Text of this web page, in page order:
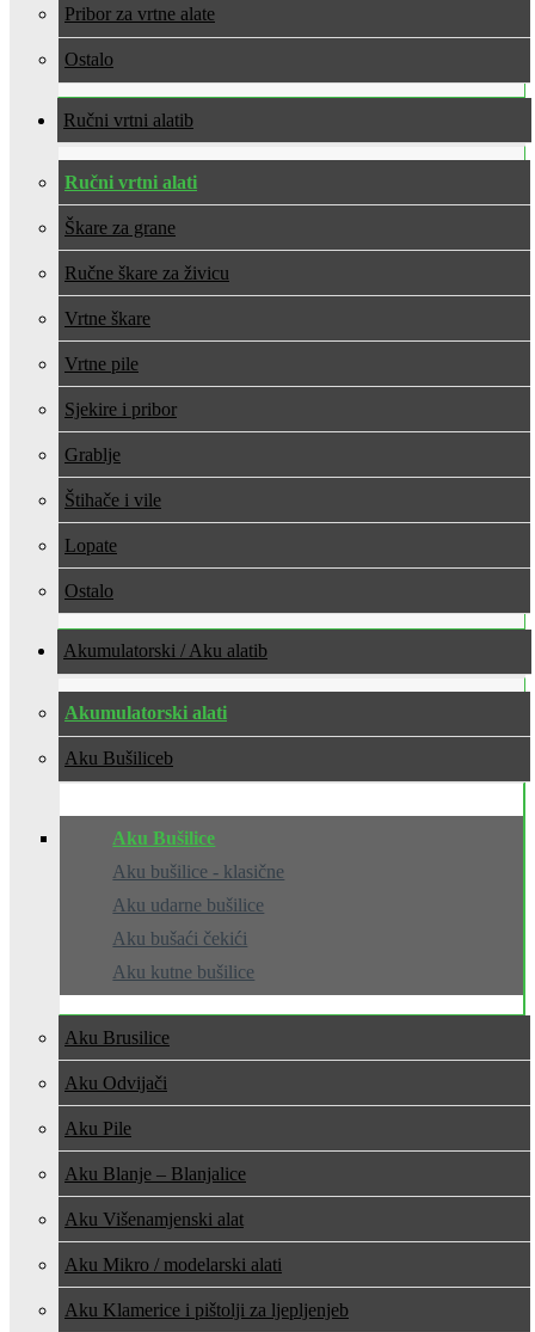
Pribor za vrtne alate
Ostalo
Ručni vrtni alati
Ručni vrtni alati
Škare za grane
Ručne škare za živicu
Vrtne škare
Vrtne pile
Sjekire i pribor
Grablje
Štihače i vile
Lopate
Ostalo
Akumulatorski / Aku alati
Akumulatorski alati
Aku Bušilice
Aku Bušilice
Aku bušilice - klasične
Aku udarne bušilice
Aku bušaći čekići
Aku kutne bušilice
Aku Brusilice
Aku Odvijači
Aku Pile
Aku Blanje – Blanjalice
Aku Višenamjenski alat
Aku Mikro / modelarski alati
Aku Klamerice i pištolji za ljepljenje